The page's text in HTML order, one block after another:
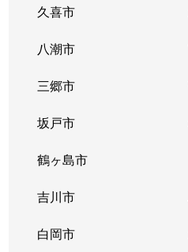
久喜市
八潮市
三郷市
坂戸市
鶴ヶ島市
吉川市
白岡市